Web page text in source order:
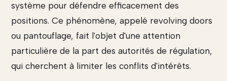
système pour défendre efficacement des
positions. Ce phénomène, appelé revolving doors
ou pantouflage, fait l'objet d'une attention
particulière de la part des autorités de régulation,
qui cherchent à limiter les conflits d'intérêts.